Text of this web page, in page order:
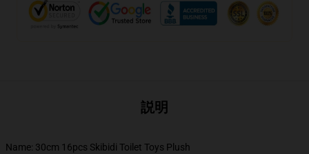
説明
Name: 30cm 16pcs Skibidi Toilet Toys Plush